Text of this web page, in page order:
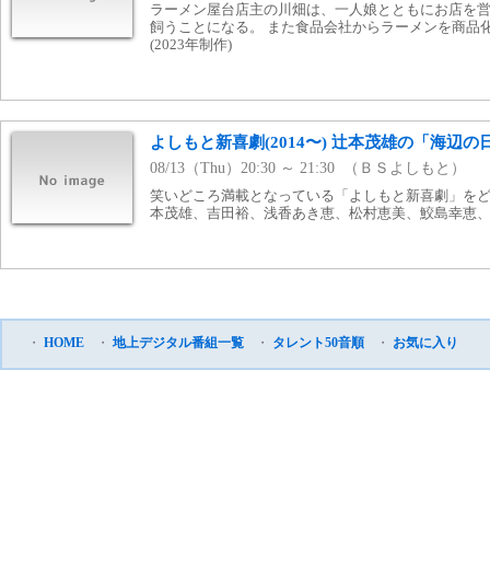
ラーメン屋台店主の川畑は、一人娘とともにお店を
飼うことになる。 また食品会社からラーメンを商
(2023年制作)
よしもと新喜劇(2014〜) 辻本茂雄の「海辺の
08/13（Thu）20:30 ～ 21:30 （ＢＳよしもと）
笑いどころ満載となっている「よしもと新喜劇」を
本茂雄、吉田裕、浅香あき恵、松村恵美、鮫島幸恵
・ HOME ・ 地上デジタル番組一覧 ・ タレント50音順 ・ お気に入り